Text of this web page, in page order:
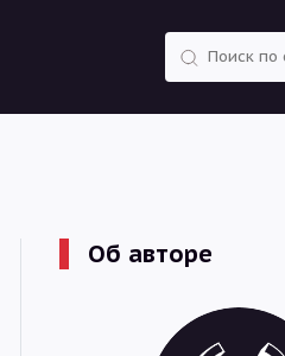
Об авторе